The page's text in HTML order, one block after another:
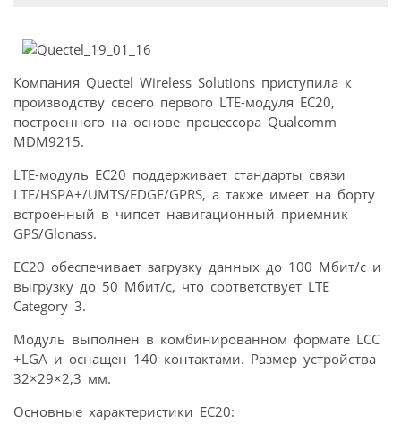
Компания Quectel Wireless Solutions приступила к
производству своего первого LTE-модуля EC20,
построенного на основе процессора Qualcomm
MDM9215.
LTE-модуль EC20 поддерживает стандарты связи
LTE/HSPA+/UMTS/EDGE/GPRS, а также имеет на борту
встроенный в чипсет навигационный приемник
GPS/Glonass.
EC20 обеспечивает загрузку данных до 100 Мбит/c и
выгрузку до 50 Мбит/c, что соответствует LTE
Category 3.
Модуль выполнен в комбинированном формате LCC
+LGA и оснащен 140 контактами. Размер устройства
32×29×2,3 мм.
Основные характеристики EC20: